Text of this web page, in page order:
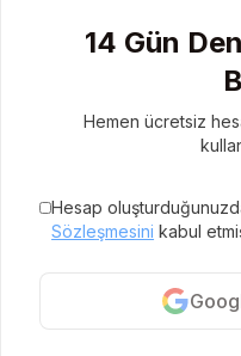
14 Gün
Hemen ücretsiz
Hesap
Sözleşmesini kabul